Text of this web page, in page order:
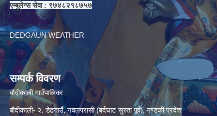
एम्बुलेन्स सेवा : ९७४८२१८७५७
DEDGAUN WEATHER
सम्पर्क विवरण
बौदीकाली गाउँपालिका
बौदीकाली- २, डेढगाउँ, नवलपरासी (बर्दघाट सुस्ता पूर्व), गण्डकी प्रदेश